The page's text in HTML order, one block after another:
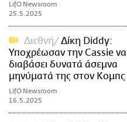
LifO Newsroom
25.5.2025
Διεθνή
Δίκη Diddy:
Υποχρέωσαν την Cassie να
διαβάσει δυνατά άσεμνα
μηνύματά της στον Κομπς
LifO Newsroom
16.5.2025